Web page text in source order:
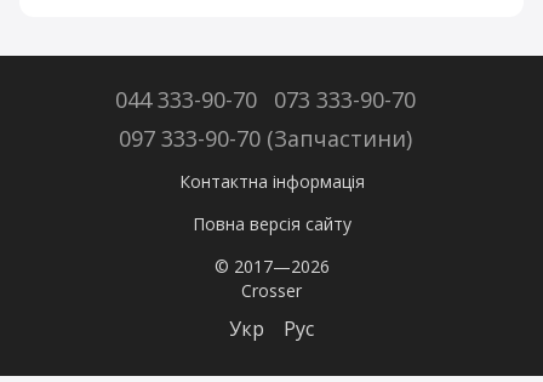
044 333-90-70
073 333-90-70
097 333-90-70 (Запчастини)
Контактна інформація
Повна версія сайту
© 2017—2026
Crosser
Укр Рус